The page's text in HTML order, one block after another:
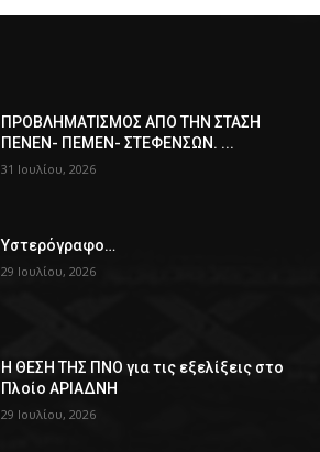
ΠPOΒΛΗΜΑΤΙΣΜΟΣ ΑΠΟ ΤΗΝ ΣΤΑΣΗ
ΠΕΝΕΝ- ΠΕΜΕΝ- ΣΤΕΦΕΝΣΩΝ. ...
31 Ιουλίου, 2026
Υστερόγραφο…
29 Ιουλίου, 2026
Η ΘΕΣΗ ΤΗΣ ΠΝΟ για τις εξελίξεις στο
Πλοίο ΑΡΙΑΔΝΗ
29 Ιουλίου, 2026